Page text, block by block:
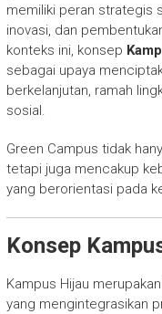
memiliki peran strategis
inovasi, dan
konteks ini, konsep
sebagai upaya
berkelanjutan, ramah
sosial.
Green Campus tidak
tetapi juga mencakup
yang berorientasi pada
Konsep
Kampus Hijau
yang mengintegrasikan